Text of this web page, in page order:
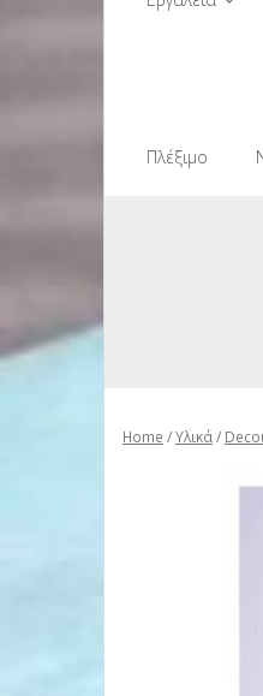
Πλέξιμο
Home /Υλικά/